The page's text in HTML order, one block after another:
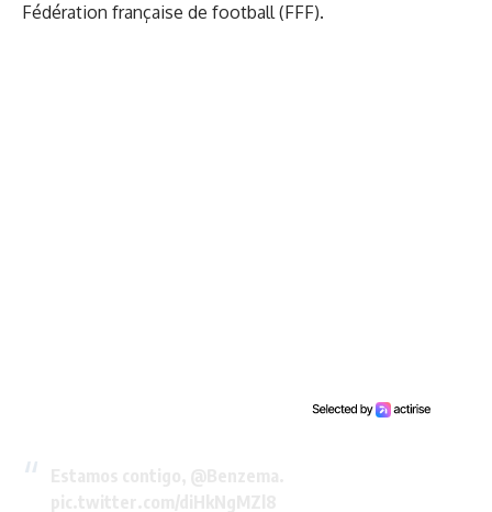
Fédération française de football (FFF).